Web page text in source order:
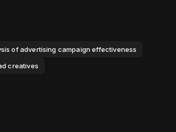
of advertising campaign effectiveness
creatives